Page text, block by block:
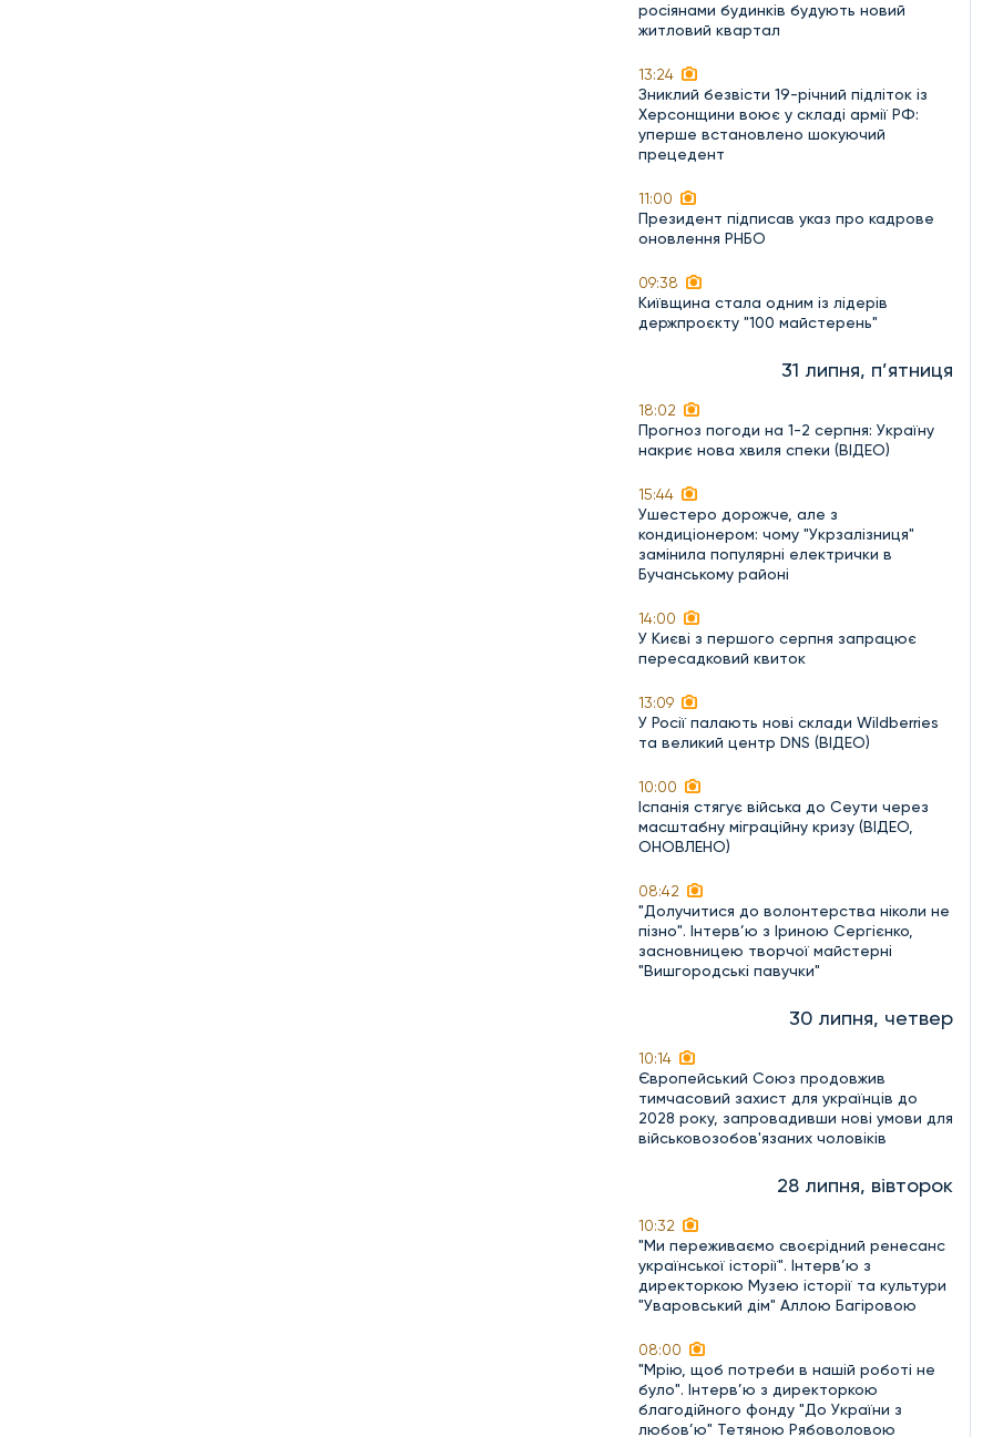
росіянами будинків будують новий
житловий квартал
13:24
Зниклий безвісти 19-річний підліток із
Херсонщини воює у складі армії РФ:
уперше встановлено шокуючий
прецедент
11:00
Президент підписав указ про кадрове
оновлення РНБО
09:38
Київщина стала одним із лідерів
держпроєкту "100 майстерень"
31 липня, п’ятниця
18:02
Прогноз погоди на 1-2 серпня: Україну
накриє нова хвиля спеки (ВІДЕО)
15:44
Ушестеро дорожче, але з
кондиціонером: чому "Укрзалізниця"
замінила популярні електрички в
Бучанському районі
14:00
У Києві з першого серпня запрацює
пересадковий квиток
13:09
У Росії палають нові склади Wildberries
та великий центр DNS (ВІДЕО)
10:00
Іспанія стягує війська до Сеути через
масштабну міграційну кризу (ВІДЕО,
ОНОВЛЕНО)
08:42
"Долучитися до волонтерства ніколи не
пізно". Інтерв’ю з Іриною Сергієнко,
засновницею творчої майстерні
"Вишгородські павучки"
30 липня, четвер
10:14
Європейський Союз продовжив
тимчасовий захист для українців до
2028 року, запровадивши нові умови для
військовозобов'язаних чоловіків
28 липня, вівторок
10:32
"Ми переживаємо своєрідний ренесанс
української історії". Інтерв’ю з
директоркою Музею історії та культури
"Уваровський дім" Аллою Багіровою
08:00
"Мрію, щоб потреби в нашій роботі не
було". Інтерв’ю з директоркою
благодійного фонду "До України з
любов’ю" Тетяною Рябоволовою